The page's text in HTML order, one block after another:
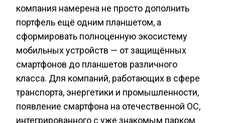
компания намерена не просто дополнить
портфель ещё одним планшетом, а
сформировать полноценную экосистему
мобильных устройств — от защищённых
смартфонов до планшетов различного
класса. Для компаний, работающих в сфере
транспорта, энергетики и промышленности,
появление смартфона на отечественной ОС,
интегрированного с уже знакомым парком